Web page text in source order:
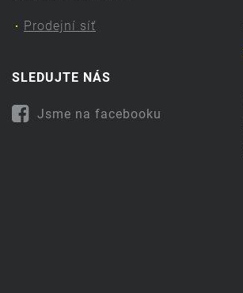
Prodejní síť
SLEDUJTE NÁS
Jsme na facebooku